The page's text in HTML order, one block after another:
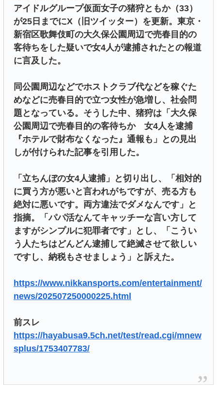
アイドルグループ仮面女子の猪狩ともか（33）
が25日までにX（旧ツイッター）を更新。東京・
新宿区歌舞伎町の大久保公園周辺で売春目的の
客待ちをした疑いで女4人が逮捕されたとの報道
に言及した。
同公園周辺などでホストクラブ代などを稼ぐた
めなどに売春目的で立つ女性が急増し、社会問
題となっている。そうした中、猪狩は「大久保
公園周辺で売春目的の客待ちか 女4人を逮捕
『ホテルで財布なくなった』通報も」との見出
しが付けられた記事を引用した。
「立ちんぼの女4人逮捕」と切り出し、「相対的
に買う方が悪いと言われがちですが、売る方も
絶対に悪いです。両方違法でダメなんです」と
指摘。「パパ活なんてキャッチーな言い方して
ますがシンプルに犯罪者です」とし、「こうい
う人たちはどんどん逮捕して絶滅させて欲しい
ですし、納税もさせましょう」と訴えた。
https://www.nikkansports.com/entertainment/
news/202507250000225.html
前スレ
https://hayabusa9.5ch.net/test/read.cgi/mnew
splus/1753407783/